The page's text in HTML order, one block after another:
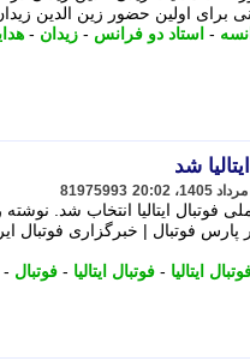
برای اولین حضور زین الدین
- استاد دو فرانس - زیدان -
شد
81975993
فوتبال ایتالیا انتخاب شد.
پارس فوتبال | خبرگزاری فوتبال
ایتالیا - فوتبال ایتالیا - فوتبال -